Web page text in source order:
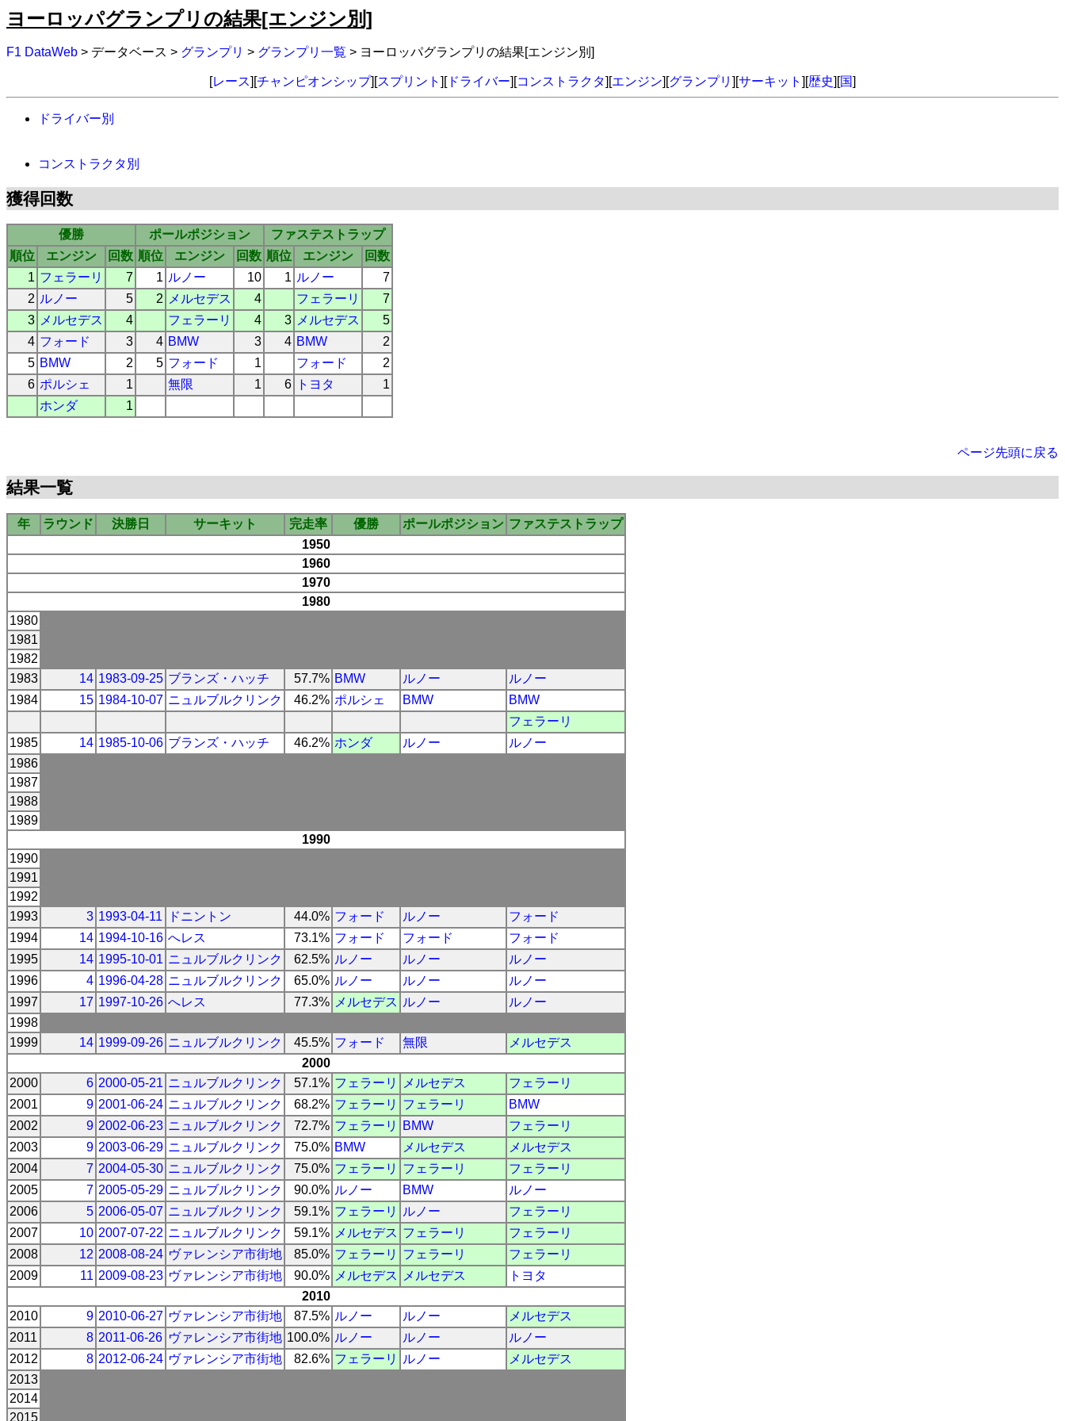
ヨーロッパグランプリの結果[エンジン別]
F1 DataWeb > データベース > グランプリ > グランプリ一覧 > ヨーロッパグランプリの結果[エンジン別]
[レース][チャンピオンシップ][スプリント ][ドライバー][コンストラクタ][エンジン][グランプリ ][サーキット ][歴史][国]
ドライバー別
コンストラクタ別
獲得回数
優勝 ポールポジション
ファステストラップ
順位
エンジン 回数 順位 エンジン 回数 順位 エンジン
回数
1 フェラーリ 7 1 ルノー 10 1 ルノー
7
2 ルノー 5 2 メルセデス 4 フェラーリ
7
3 メルセデス 4 フェラーリ 4 3 メルセデス
5
4 フォード 3 4 BMW 3 4 BMW
2
5 BMW 2 5 フォード 1 フォード
2
6 ポルシェ 1 無限 1 6 トヨタ
1
ホンダ
1
ページ先頭に戻る
結果一覧
年 ラウンド 決勝日 サーキット 完走率 優勝 ポールポジション ファステストラップ
1950
1960
1970
1980
1980
1981
1982
1983
14 1983-09-25 ブランズ・ハッチ 57.7% BMW ルノー
ルノー
1984
15 1984-10-07 ニュルブルクリンク 46.2% ポルシェ BMW
BMW
フェラーリ
1985
14 1985-10-06 ブランズ・ハッチ 46.2% ホンダ ルノー
ルノー
1986
1987
1988
1989
1990
1990
1991
1992
1993
3 1993-04-11 ドニントン 44.0% フォード ルノー
フォード
1994
14 1994-10-16 へレス 73.1% フォード フォード
フォード
1995
14 1995-10-01 ニュルブルクリンク 62.5% ルノー ルノー
ルノー
1996
4 1996-04-28 ニュルブルクリンク 65.0% ルノー ルノー
ルノー
1997
17 1997-10-26 へレス 77.3% メルセデス ルノー
ルノー
1998
1999
14 1999-09-26 ニュルブルクリンク 45.5% フォード 無限
メルセデス
2000
2000
6 2000-05-21 ニュルブルクリンク 57.1% フェラーリ メルセデス
フェラーリ
2001
9 2001-06-24 ニュルブルクリンク 68.2% フェラーリ フェラーリ
BMW
2002
9 2002-06-23 ニュルブルクリンク 72.7% フェラーリ BMW
フェラーリ
2003
9 2003-06-29 ニュルブルクリンク 75.0% BMW メルセデス
メルセデス
2004
7 2004-05-30 ニュルブルクリンク 75.0% フェラーリ フェラーリ
フェラーリ
2005
7 2005-05-29 ニュルブルクリンク 90.0% ルノー BMW
ルノー
2006
5 2006-05-07 ニュルブルクリンク 59.1% フェラーリ ルノー
フェラーリ
2007
10 2007-07-22 ニュルブルクリンク 59.1% メルセデス フェラーリ
フェラーリ
2008
12 2008-08-24 ヴァレンシア市街地 85.0% フェラーリ フェラーリ
フェラーリ
2009
11 2009-08-23 ヴァレンシア市街地 90.0% メルセデス メルセデス
トヨタ
2010
2010
9 2010-06-27 ヴァレンシア市街地 87.5% ルノー ルノー
メルセデス
2011
8 2011-06-26 ヴァレンシア市街地 100.0% ルノー ルノー
ルノー
2012
8 2012-06-24 ヴァレンシア市街地 82.6% フェラーリ ルノー
メルセデス
2013
2014
2015